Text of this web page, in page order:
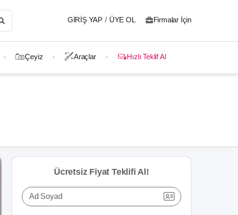
GIRIŞ YAP / ÜYE OL Firmalar İçin
Çeyiz Araçlar Hızlı Teklif Al
Ücretsiz Fiyat Teklifi Al!
Ad Soyad